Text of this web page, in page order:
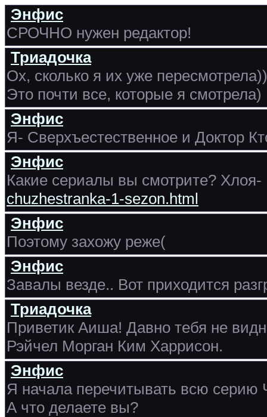
Энфис
СРОЧНО нужен редактор!
Триадочка
Ох, сколько я их уже
Это почти все, которые я смотрела)
Энфис
Я- Сверхъестественное и Доктор
Энфис
Какие сериалы вы смотрите?
chuzhestranka-1-sezon.html
Энфис
Поэтому захожу реже(
Энфис
Завалы везде.. Вот приходится
Триадочка
Приветик Аиша! Давно тебя не
Рэйчел Морган Ким Харрисон.
Энфис
Я начала перечитывать всю серию
А что делаете вы?